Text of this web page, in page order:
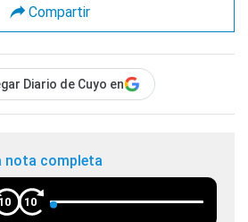
Compartir
Diario de Cuyo en
nota completa
10 10